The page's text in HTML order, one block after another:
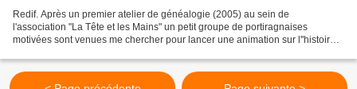
Redif. Après un premier atelier de généalogie (2005) au sein de
l'association "La Tête et les Mains" un petit groupe de portiragnaises
motivées sont venues me chercher pour lancer une animation sur l''histoire